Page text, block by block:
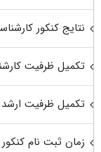
نتایج کنکور کارشناسی
تکمیل ظرفیت
تکمیل ظرفیت ارشد
زمان ثبت نام کنکور